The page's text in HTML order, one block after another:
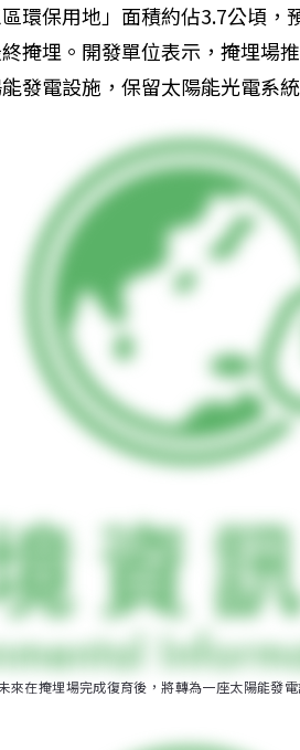
區環保用地」面積約佔3.7公頃
掩埋。開發單位表示，掩埋場
發電設施，保留太陽能光電系
來在掩埋場完成復育後，將轉為一座太陽能發